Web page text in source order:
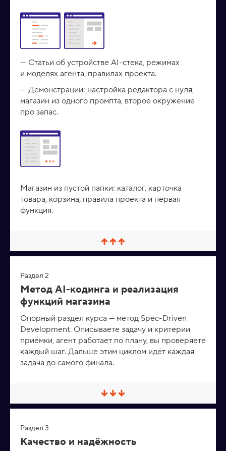
С
в
т
Р
з
в
е
н
ь
Статьи об устройстве AI-стека, режимах
и моделях агента, правилах проекта.
Демонстрации: настройка редактора с нуля,
магазин из одного промпта, второе окружение
про запас.
Магазин из пустой папки: каталог, карточка
товара, корзина, правила проекта и первая
функция.
Раздел 2
Метод AI-кодинга и реализация
функций магазина
Опорный раздел курса — метод Spec-Driven
Development. Описываете задачу и критерии
приёмки, агент работает по плану, вы проверяете
каждый шаг. Дальше этим циклом идёт каждая
задача до самого финала.
С
в
т
Раздел 3
Качество и надёжность